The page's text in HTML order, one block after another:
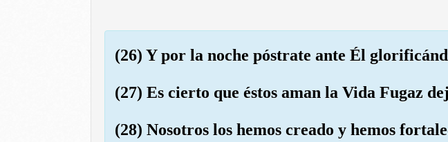
(26) Y por la noche póstrate ante Él
(27) Es cierto que éstos aman la Vida Fugaz
(28) Nosotros los hemos creado y hemos